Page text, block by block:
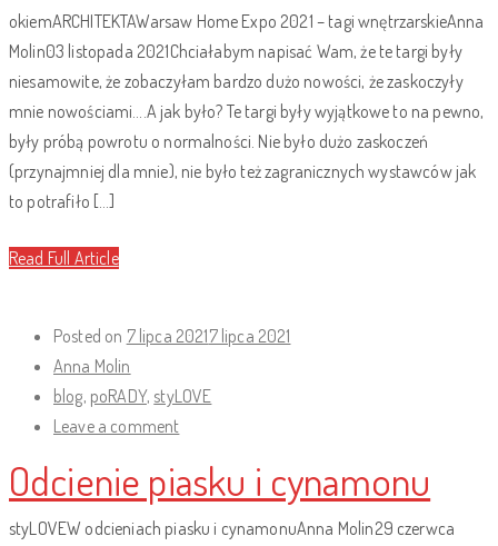
okiemARCHITEKTAWarsaw Home Expo 2021 – tagi wnętrzarskieAnna
Molin03 listopada 2021Chciałabym napisać Wam, że te targi były
niesamowite, że zobaczyłam bardzo dużo nowości, że zaskoczyły
mnie nowościami….A jak było? Te targi były wyjątkowe to na pewno,
były próbą powrotu o normalności. Nie było dużo zaskoczeń
(przynajmniej dla mnie), nie było też zagranicznych wystawców jak
to potrafiło […]
Read Full Article
Posted on 7 lipca 20217 lipca 2021
Anna Molin
blog, poRADY, styLOVE
Leave a comment
Odcienie piasku i cynamonu
styLOVEW odcieniach piasku i cynamonuAnna Molin29 czerwca